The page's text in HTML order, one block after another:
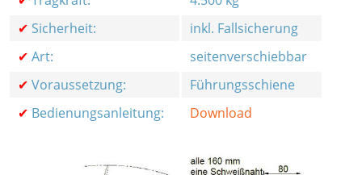
✔ Sicherheit:
inkl. Fallsicherung
✔ Art:
seitenverschiebbar
✔ Voraussetzung:
Führungsschiene
✔ Bedienungsanleitung: Download